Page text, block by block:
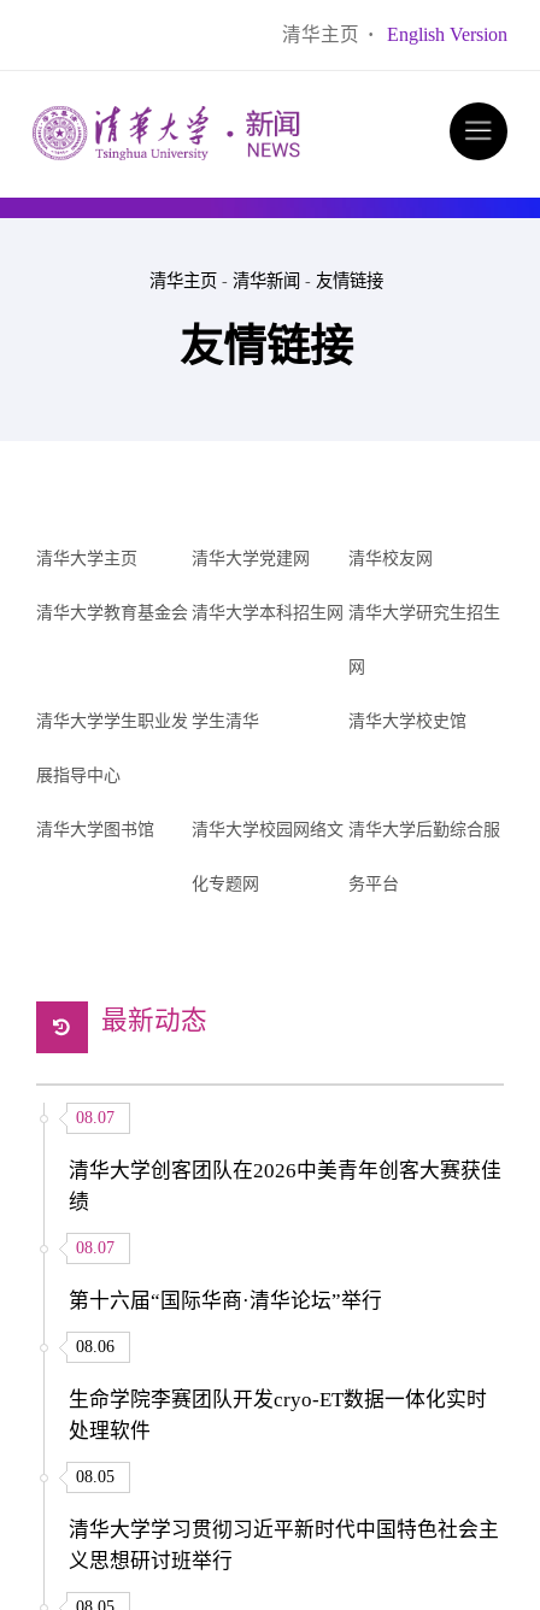
清华主页 · English Version
清华主页 - 清华新闻 - 友情链接
友情链接
清华大学主页 清华大学党建网 清华校友网
清华大学教育基金会 清华大学本科招生网 清华大学研究生招生
网
清华大学学生职业发
展指导中心
学生清华 清华大学校史馆
清华大学图书馆 清华大学校园网络文
化专题网
清华大学后勤综合服
务平台
最新动态
08.07
清华大学创客团队在2026中美青年创客大赛获佳
绩
08.07
第十六届“国际华商·清华论坛”举行
08.06
生命学院李赛团队开发cryo-ET数据一体化实时
处理软件
08.05
清华大学学习贯彻习近平新时代中国特色社会主
义思想研讨班举行